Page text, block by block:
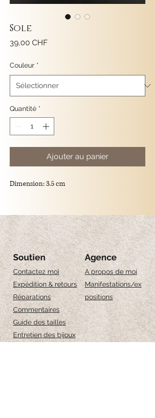
Sole
39,00 CHFPrix
Couleur *
Quantité *
Ajouter au panier
Dimension: 3.5 cm
Soutien
Contactez moi
Expédition & retours
Réparations
Commentaires
Guide des tailles
Entretien des bijoux
Agence
A propos de moi
Manifestations/ex
positions